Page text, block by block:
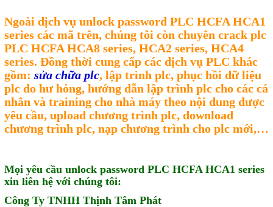
Ngoài dịch vụ unlock password PLC HCFA HCA1
series các mã trên, chúng tôi còn chuyên crack plc
PLC HCFA HCA8 series, HCA2 series, HCA4
series. Đồng thời cung cấp các dịch vụ PLC khác
gồm: sửa chữa plc, lập trình plc, phục hồi dữ liệu
plc do hư hỏng, hướng dẫn lập trình plc cho các cá
nhân và training cho nhà máy theo nội dung được
yêu cầu, upload chương trình plc, download
chương trình plc, nạp chương trình cho plc mới,…
Mọi yêu cầu unlock password PLC HCFA HCA1 series
xin liên hệ với chúng tôi:
Công Ty TNHH Thịnh Tâm Phát
Lập trình hệ thống Servo
Crack password PLC
Crack password HMI
Lấy Chương Trình HMI
Thông tin hữu ích
Liên hệ